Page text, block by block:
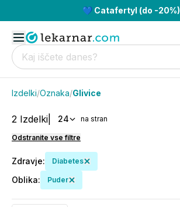
💙 Catafertyl (do -20%)
Izdelki/Oznaka/Glivice
2 Izdelki 24 na stran
Odstranite vse filtre
Zdravje: Diabetes
Oblika: Puder